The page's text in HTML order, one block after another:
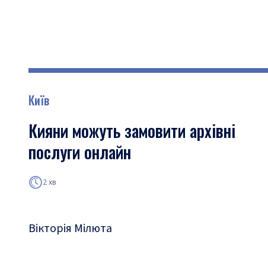
Київ
Кияни можуть замовити архівні
послуги онлайн
2 хв
Вікторія Мілюта